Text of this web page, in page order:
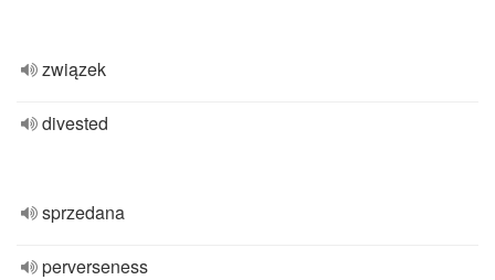
związek
divested
sprzedana
perverseness